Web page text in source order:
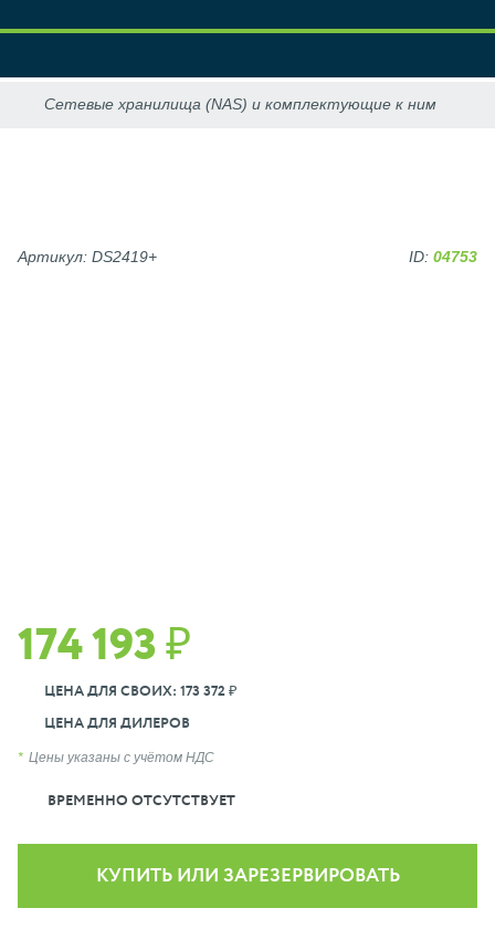
174 193 ₽
ЦЕНА ДЛЯ СВОИХ: 173 372 ₽
ЦЕНА ДЛЯ ДИЛЕРОВ
Цены указаны с учётом НДС
ВРЕМЕННО ОТСУТСТВУЕТ
Артикул: DS2419+ ID: 04753
КУПИТЬ ИЛИ ЗАРЕЗЕРВИРОВАТЬ